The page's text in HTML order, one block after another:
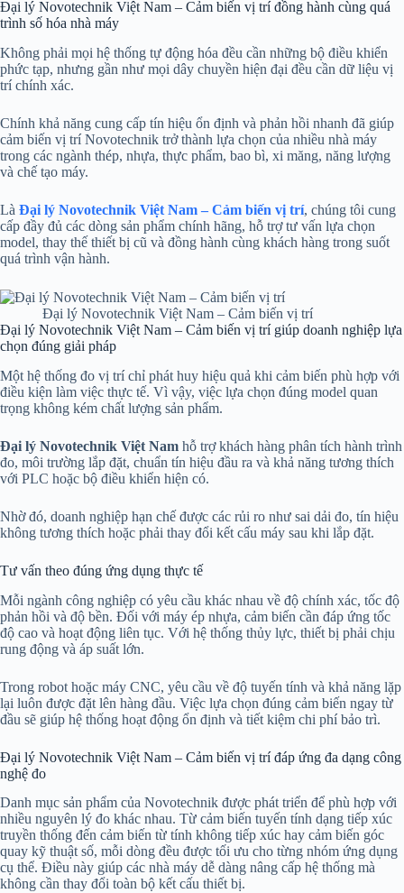
Đại lý Novotechnik Việt Nam – Cảm biến vị trí đồng hành cùng quá
trình số hóa nhà máy
Không phải mọi hệ thống tự động hóa đều cần những bộ điều khiển
phức tạp, nhưng gần như mọi dây chuyền hiện đại đều cần dữ liệu vị
trí chính xác.
Chính khả năng cung cấp tín hiệu ổn định và phản hồi nhanh đã giúp
cảm biến vị trí Novotechnik trở thành lựa chọn của nhiều nhà máy
trong các ngành thép, nhựa, thực phẩm, bao bì, xi măng, năng lượng
và chế tạo máy.
Là Đại lý Novotechnik Việt Nam – Cảm biến vị trí, chúng tôi cung
cấp đầy đủ các dòng sản phẩm chính hãng, hỗ trợ tư vấn lựa chọn
model, thay thế thiết bị cũ và đồng hành cùng khách hàng trong suốt
quá trình vận hành.
Đại lý Novotechnik Việt Nam – Cảm biến vị trí
Đại lý Novotechnik Việt Nam – Cảm biến vị trí giúp doanh nghiệp lựa
chọn đúng giải pháp
Một hệ thống đo vị trí chỉ phát huy hiệu quả khi cảm biến phù hợp với
điều kiện làm việc thực tế. Vì vậy, việc lựa chọn đúng model quan
trọng không kém chất lượng sản phẩm.
Đại lý Novotechnik Việt Nam hỗ trợ khách hàng phân tích hành trình
đo, môi trường lắp đặt, chuẩn tín hiệu đầu ra và khả năng tương thích
với PLC hoặc bộ điều khiển hiện có.
Nhờ đó, doanh nghiệp hạn chế được các rủi ro như sai dải đo, tín hiệu
không tương thích hoặc phải thay đổi kết cấu máy sau khi lắp đặt.
Tư vấn theo đúng ứng dụng thực tế
Mỗi ngành công nghiệp có yêu cầu khác nhau về độ chính xác, tốc độ
phản hồi và độ bền. Đối với máy ép nhựa, cảm biến cần đáp ứng tốc
độ cao và hoạt động liên tục. Với hệ thống thủy lực, thiết bị phải chịu
rung động và áp suất lớn.
Trong robot hoặc máy CNC, yêu cầu về độ tuyến tính và khả năng lặp
lại luôn được đặt lên hàng đầu. Việc lựa chọn đúng cảm biến ngay từ
đầu sẽ giúp hệ thống hoạt động ổn định và tiết kiệm chi phí bảo trì.
Đại lý Novotechnik Việt Nam – Cảm biến vị trí đáp ứng đa dạng công
nghệ đo
Danh mục sản phẩm của Novotechnik được phát triển để phù hợp với
nhiều nguyên lý đo khác nhau. Từ cảm biến tuyến tính dạng tiếp xúc
truyền thống đến cảm biến từ tính không tiếp xúc hay cảm biến góc
quay kỹ thuật số, mỗi dòng đều được tối ưu cho từng nhóm ứng dụng
cụ thể. Điều này giúp các nhà máy dễ dàng nâng cấp hệ thống mà
không cần thay đổi toàn bộ kết cấu thiết bị.